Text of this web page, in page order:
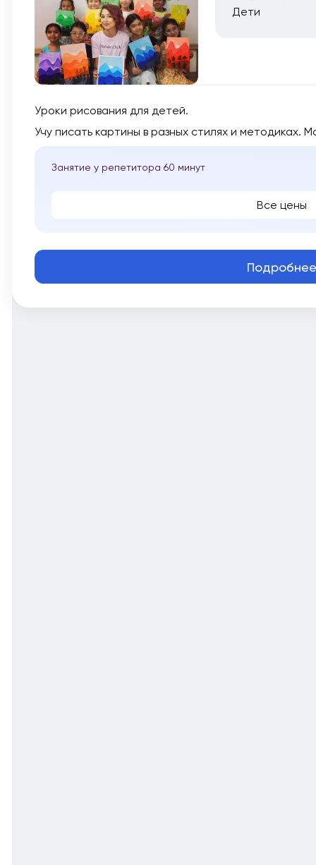
Дети
Уроки рисования для детей.
Учу писать картины в разных стилях и методиках.
Занятие у репетитора 60 минут
Все цены
Подробнее